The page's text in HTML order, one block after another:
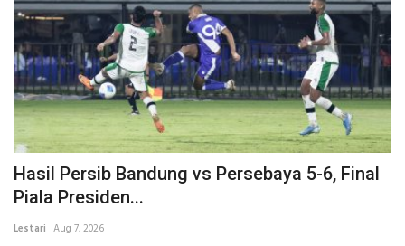
Hasil Persib Bandung vs Persebaya 5-6, Final
Piala Presiden...
Lestari Aug 7, 2026